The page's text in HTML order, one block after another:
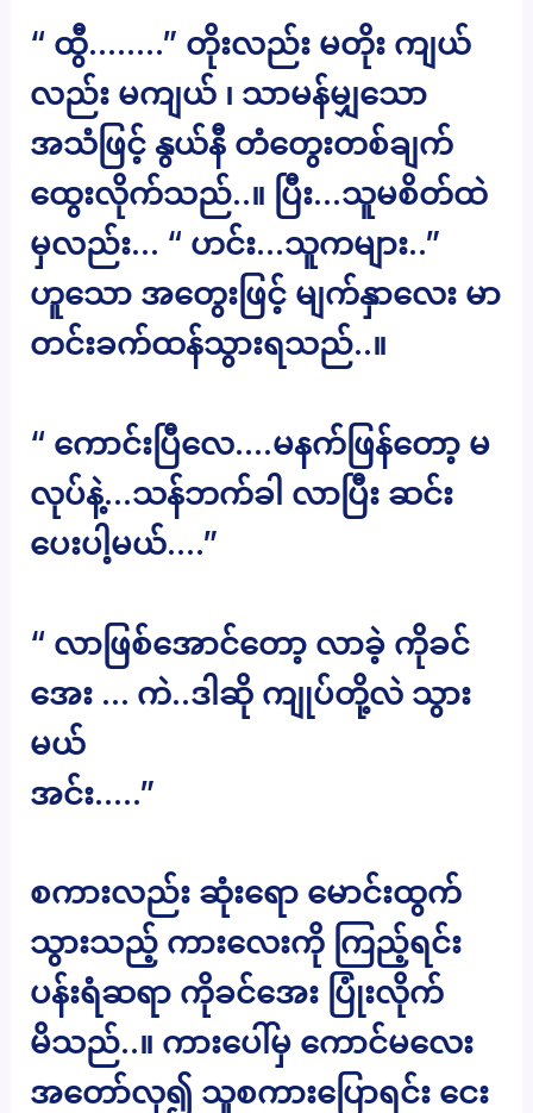
“ ထွီ……..” တိုးလည်း မတိုး ကျယ်
လည်း မကျယ် ၊ သာမန်မျှသော
အသံဖြင့် နွယ်နီ တံတွေးတစ်ချက်
ထွေးလိုက်သည်..။ ပြီး…သူမစိတ်ထဲ
မှလည်း… “ ဟင်း…သူကများ..”
ဟူသော အတွေးဖြင့် မျက်နှာလေး မာ
တင်းခက်ထန်သွားရသည်..။
“ ကောင်းပြီလေ….မနက်ဖြန်တော့ မ
လုပ်နဲ့…သန်ဘက်ခါ လာပြီး ဆင်း
ပေးပါ့မယ်….”
“ လာဖြစ်အောင်တော့ လာခဲ့ ကိုခင်
အေး … ကဲ..ဒါဆို ကျုပ်တို့လဲ သွား
မယ်
အင်း…..”
စကားလည်း ဆုံးရော မောင်းထွက်
သွားသည့် ကားလေးကို ကြည့်ရင်း
ပန်းရံဆရာ ကိုခင်အေး ပြုံးလိုက်
မိသည်..။ ကားပေါ်မှ ကောင်မလေး
အတော်လှ၍ သူစကားပြောရင်း ငေး